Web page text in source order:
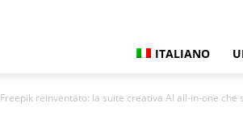
ITALIANO
Freepik reinventato: la suite creativa AI all-in-one che